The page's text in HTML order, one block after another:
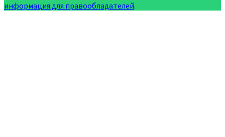
информация для правообладателей.